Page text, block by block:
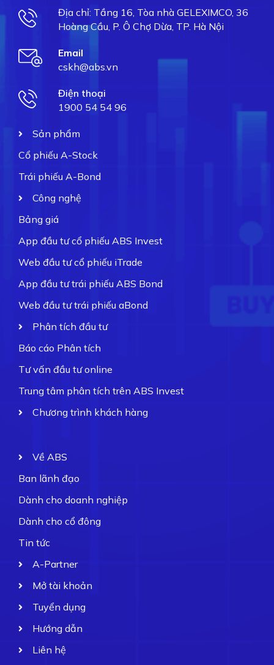
Địa chỉ: Tầng 16, Tòa nhà GELEXIMCO, 36
Hoàng Cầu, P. Ô Chợ Dừa, TP. Hà Nội
Email
cskh@abs.vn
Điện thoại
1900 54 54 96
Sản phẩm
Cổ phiếu A-Stock
Trái phiếu A-Bond
Công nghệ
Bảng giá
App đầu tư cổ phiếu ABS Invest
Web đầu tư cổ phiếu iTrade
App đầu tư trái phiếu ABS Bond
Web đầu tư trái phiếu aBond
Phân tích đầu tư
Báo cáo Phân tích
Tư vấn đầu tư online
Trung tâm phân tích trên ABS Invest
Chương trình khách hàng
Về ABS
Ban lãnh đạo
Dành cho doanh nghiệp
Dành cho cổ đông
Tin tức
A-Partner
Mở tài khoản
Tuyển dụng
Hướng dẫn
Liên hệ